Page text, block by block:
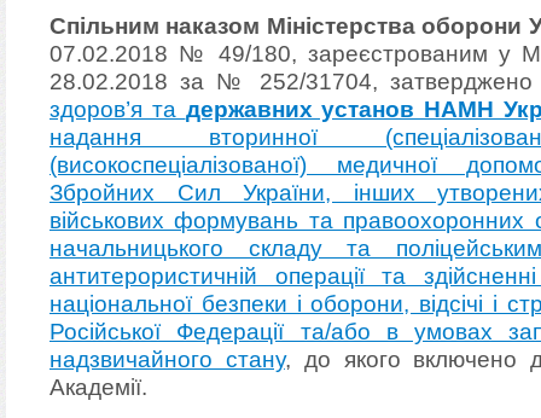
Спільним наказом Міністерства оборони
07.02.2018 № 49/180, зареєстрованим у
28.02.2018 за № 252/31704,
здоров’я та державних установ НАМН
надання вторинної
(високоспеціалізованої) медичної
Збройних Сил України, інших
військових формувань та правоохоронних
начальницького складу та
антитерористичній операції та
національної безпеки і оборони, відсічі і
Російської Федерації та/або в умовах
надзвичайного стану, до якого включено
Академії.